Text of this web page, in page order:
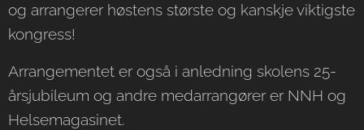
og arrangerer høstens største og kanskje viktigste
kongress!
Arrangementet er også i anledning skolens 25-
årsjubileum og andre medarrangører er NNH og
Helsemagasinet.